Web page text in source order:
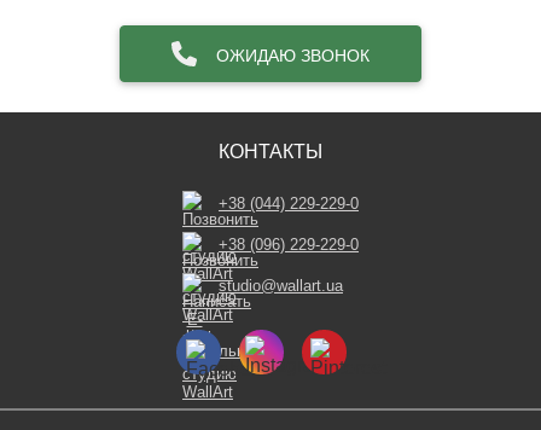
ОЖИДАЮ ЗВОНОК
КОНТАКТЫ
+38 (044) 229-229-0
+38 (096) 229-229-0
studio@wallart.ua